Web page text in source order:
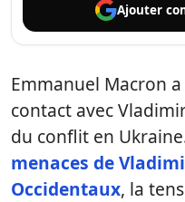
Ajouter
Emmanuel Macron
contact avec
du conflit en
menaces de
Occidentaux, la